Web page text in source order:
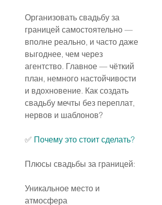
Организовать свадьбу за
границей самостоятельно —
вполне реально, и часто даже
выгоднее, чем через
агентство. Главное — чёткий
план, немного настойчивости
и вдохновение. Как создать
свадьбу мечты без переплат,
нервов и шаблонов?
✅ Почему это стоит сделать?
Плюсы свадьбы за границей:
Уникальное место и
атмосфера